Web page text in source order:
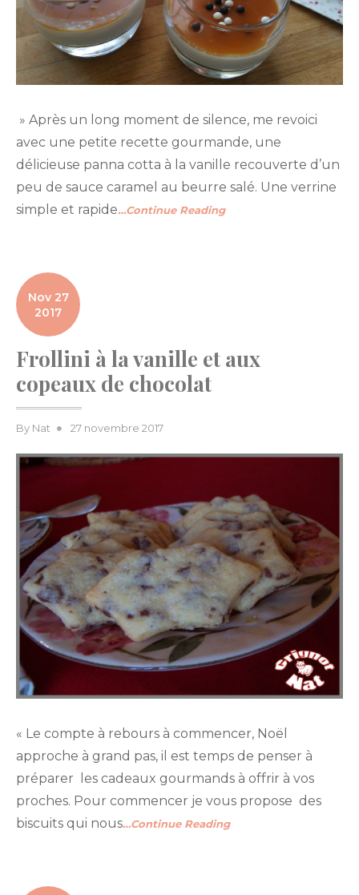
» Après un long moment de silence, me revoici
avec une petite recette gourmande, une
délicieuse panna cotta à la vanille recouverte d’un
peu de sauce caramel au beurre salé. Une verrine
simple et rapide…Continue Reading
Nov 27
2017
Frollini à la vanille et aux
copeaux de chocolat
By Nat
Posted
27 novembre 2017
« Le compte à rebours à commencer, Noël
approche à grand pas, il est temps de penser à
préparer les cadeaux gourmands à offrir à vos
proches. Pour commencer je vous propose des
biscuits qui nous…Continue Reading